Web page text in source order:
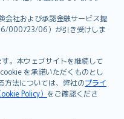
会社および承認金融サービス提
000723/06）が引き受けしま
。本ウェブサイトを継続して
を承諾いただくものとし
方法については、弊社のプライ
Policy） をご確認くださ